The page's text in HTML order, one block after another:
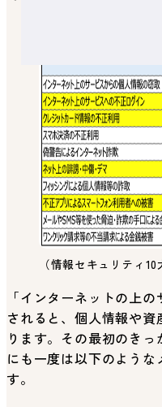
（情報セキュリティ
「インターネットの上
されると、個人情報や
ります。その最初のき
にも一度は以下のよう
す。